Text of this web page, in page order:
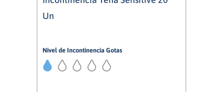
Un
Nivel de Incontinencia Gotas
1/5